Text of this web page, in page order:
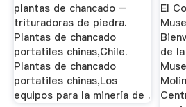
plantas de chancado –
trituradoras de piedra.
Plantas de chancado
portatiles chinas,Chile.
Plantas de chancado
portatiles chinas,Los
equipos para la minería de .
El
de